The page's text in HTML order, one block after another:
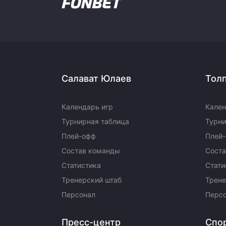
Салават Юлаев
Календарь игр
Турнирная таблица
Плей-офф
Состав команды
Статистика
Тренерский штаб
Персонал
Пресс-центр